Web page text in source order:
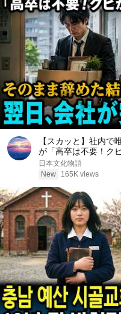
【スカッと】社内で
が「高卒は不要！ク
た。そのまま辞めた結
日本文化物語
New
165K views